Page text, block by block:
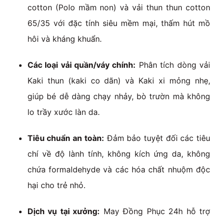
cotton (Polo mầm non) và vải thun thun cotton
65/35 với đặc tính siêu mềm mại, thấm hút mồ
hôi và kháng khuẩn.
Các loại vải quần/váy chính: Phân tích dòng vải
Kaki thun (kaki co dãn) và Kaki xi mỏng nhẹ,
giúp bé dễ dàng chạy nhảy, bò trườn mà không
lo trầy xước làn da.
Tiêu chuẩn an toàn: Đảm bảo tuyệt đối các tiêu
chí về độ lành tính, không kích ứng da, không
chứa formaldehyde và các hóa chất nhuộm độc
hại cho trẻ nhỏ.
Dịch vụ tại xưởng: May Đồng Phục 24h hỗ trợ